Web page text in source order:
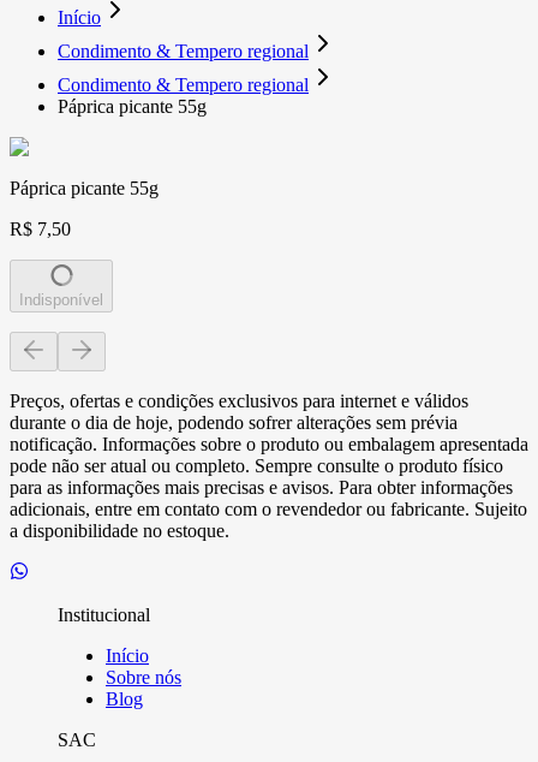
Início
Condimento & Tempero regional
Condimento & Tempero regional
Páprica picante 55g
Páprica picante 55g
R$ 7,50
Indisponível
Preços, ofertas e condições exclusivos para internet e válidos
durante o dia de hoje, podendo sofrer alterações sem prévia
notificação. Informações sobre o produto ou embalagem apresentada
pode não ser atual ou completo. Sempre consulte o produto físico
para as informações mais precisas e avisos. Para obter informações
adicionais, entre em contato com o revendedor ou fabricante. Sujeito
a disponibilidade no estoque.
Institucional
Início
Sobre nós
Blog
SAC